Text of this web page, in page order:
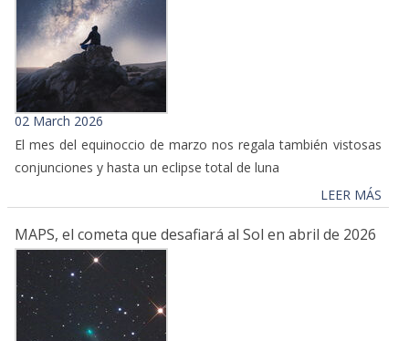
02 March 2026
El mes del equinoccio de marzo nos regala también vistosas
conjunciones y hasta un eclipse total de luna
LEER MÁS
MAPS, el cometa que desafiará al Sol en abril de 2026